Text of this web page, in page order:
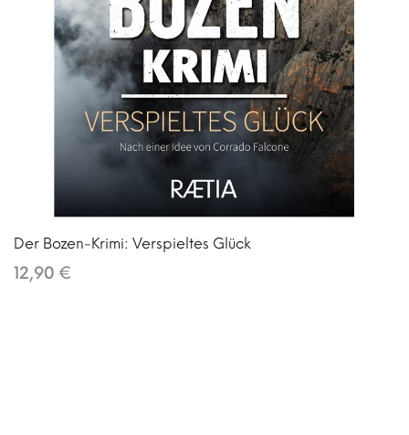
Der Bozen-Krimi: Verspieltes Glück
12,90 €